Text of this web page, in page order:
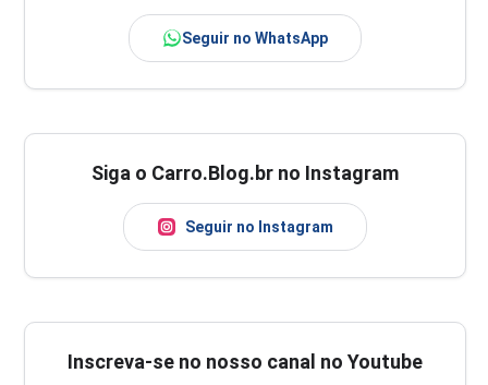
Seguir no WhatsApp
Siga o Carro.Blog.br no Instagram
Seguir no Instagram
Inscreva-se no nosso canal no Youtube